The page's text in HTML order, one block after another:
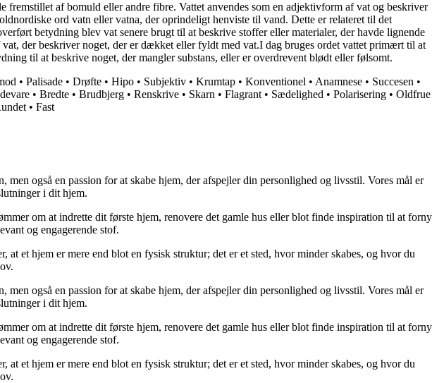
fremstillet af bomuld eller andre fibre. Vattet anvendes som en adjektivform af vat og beskriver
ord vatn eller vatna, der oprindeligt henviste til vand. Dette er relateret til det
betydning blev vat senere brugt til at beskrive stoffer eller materialer, der havde lignende
der beskriver noget, der er dækket eller fyldt med vat.I dag bruges ordet vattet primært til at
til at beskrive noget, der mangler substans, eller er overdrevent blødt eller følsomt.
• Palisade • Drøfte • Hipo • Subjektiv • Krumtap • Konventionel • Anamnese • Succesen •
• Bredte • Brudbjerg • Renskrive • Skarn • Flagrant • Sædelighed • Polarisering • Oldfrue
• Fast
også en passion for at skabe hjem, der afspejler din personlighed og livsstil. Vores mål er
i dit hjem.
om at indrette dit første hjem, renovere det gamle hus eller blot finde inspiration til at forny
og engagerende stof.
et hjem er mere end blot en fysisk struktur; det er et sted, hvor minder skabes, og hvor du
også en passion for at skabe hjem, der afspejler din personlighed og livsstil. Vores mål er
i dit hjem.
om at indrette dit første hjem, renovere det gamle hus eller blot finde inspiration til at forny
og engagerende stof.
et hjem er mere end blot en fysisk struktur; det er et sted, hvor minder skabes, og hvor du